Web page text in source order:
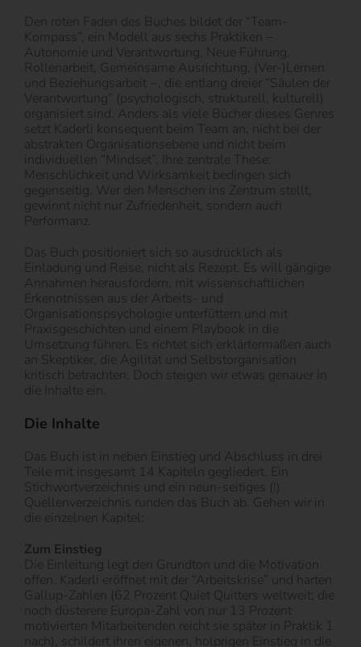
Den roten Faden des Buches bildet der “Team-
Kompass”, ein Modell aus sechs Praktiken −
Autonomie und Verantwortung, Neue Führung,
Rollenarbeit, Gemeinsame Ausrichtung, (Ver-)Lernen
und Beziehungsarbeit −, die entlang dreier “Säulen der
Verantwortung” (psychologisch, strukturell, kulturell)
organisiert sind. Anders als viele Bücher dieses Genres
setzt Kaderli konsequent beim Team an, nicht bei der
abstrakten Organisationsebene und nicht beim
individuellen “Mindset”. Ihre zentrale These:
Menschlichkeit und Wirksamkeit bedingen sich
gegenseitig. Wer den Menschen ins Zentrum stellt,
gewinnt nicht nur Zufriedenheit, sondern auch
Performanz.
Das Buch positioniert sich so ausdrücklich als
Einladung und Reise, nicht als Rezept. Es will gängige
Annahmen herausfordern, mit wissenschaftlichen
Erkenntnissen aus der Arbeits- und
Organisationspsychologie unterfüttern und mit
Praxisgeschichten und einem Playbook in die
Umsetzung führen. Es richtet sich erklärtermaßen auch
an Skeptiker, die Agilität und Selbstorganisation
kritisch betrachten. Doch steigen wir etwas genauer in
die Inhalte ein.
Die Inhalte
Das Buch ist in neben Einstieg und Abschluss in drei
Teile mit insgesamt 14 Kapiteln gegliedert. Ein
Stichwortverzeichnis und ein neun-seitiges (!)
Quellenverzeichnis runden das Buch ab. Gehen wir in
die einzelnen Kapitel:
Zum Einstieg
Die Einleitung legt den Grundton und die Motivation
offen. Kaderli eröffnet mit der “Arbeitskrise” und harten
Gallup-Zahlen (62 Prozent Quiet Quitters weltweit; die
noch düsterere Europa-Zahl von nur 13 Prozent
motivierten Mitarbeitenden reicht sie später in Praktik 1
nach), schildert ihren eigenen, holprigen Einstieg in die